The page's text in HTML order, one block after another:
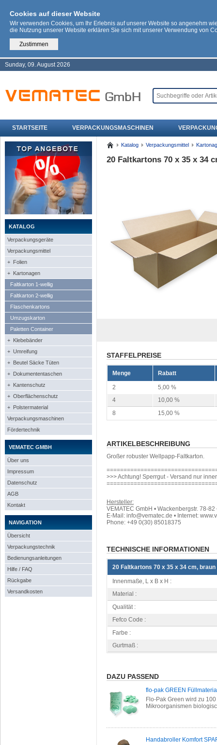
Cookies auf dieser Website
Wir verwenden Cookies, um Ihr Erlebnis auf unserer Website so angenehm
die Nutzung unserer Website erklären Sie sich mit unserer Verwendung von
Zustimmen
Sunday, 09. August 2026
STARTSEITE VERPACKUNGSMASCHINEN
KATALOG
Verpackungsgeräte
Verpackungsmittel
+ Folien
+ Kartonagen
Faltkarton 1-wellig
Faltkarton 2-wellig
Flaschenkartons
Umzugskarton
Paletten Container
+ Klebebänder
+ Umreifung
+ Beutel Säcke Tüten
+ Dokumententaschen
+ Kantenschutz
+ Oberflächenschutz
+ Polstermaterial
Verpackungsmaschinen
Fördertechnik
VEMATEC GMBH
Über uns
Impressum
Datenschutz
AGB
Kontakt
NAVIGATION
Übersicht
Verpackungstechnik
Bedienungsanleitungen
Hilfe / FAQ
Rückgabe
Versandkosten
Katalog Verpackungsmittel
20 Faltkartons 70 x 35 x 34
STAFFELPREISE
Menge Rabatt
2
5,00 %
4
10,00 %
8
15,00 %
ARTIKELBESCHREIBUNG
Großer robuster Wellpapp-Faltkarton.
>>> Achtung! Sperrgut - Versand nur
Hersteller:
VEMATEC GmbH • Wackenbergstr. 78-
E-Mail: info@vematec.de • Internet:
Phone: +49 0(30) 85018375
TECHNISCHE INFORMATIONEN
20 Faltkartons 70 x 35 x 34 cm, braun
Innenmaße, L x B x H :
Material :
Qualität :
Fefco Code :
Farbe :
Gurtmaß :
DAZU PASSEND
flo-pak GREEN
Flo-Pak Green wird zu
Mikroorganismen
Handabroller Komfort